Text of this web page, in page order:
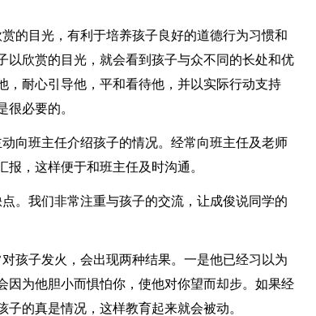
的目光，有利于培养孩子良好的道德行为习惯和
以欣赏的目光，就会看到孩子与众不同的长处和优
，耐心引导他，平和看待他，并以实际行动支持
必要的。
向班主任介绍孩子的情况。经常向班主任及老师
，这样便于和班主任及时沟通。
。我们非常注重与孩子的交流，让成俊说同学的
孩子发火，会出现两种结果。一是他已经习以为
因为他胆小而惧怕你，使他对你望而却步。如果经
的真是情况，这样教育起来就会被动。